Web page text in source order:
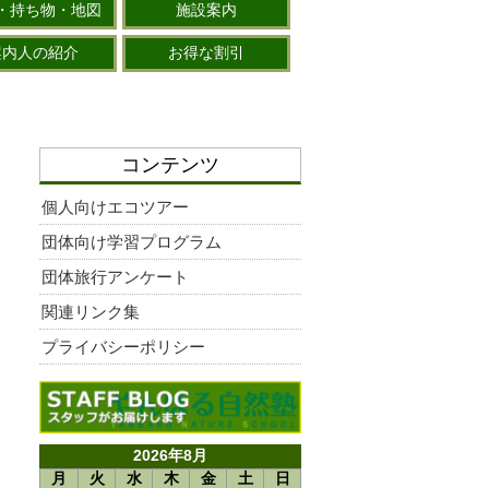
持ち物・地図 施設案内
人の紹介 お得な割引
コンテンツ
個人向けエコツアー
団体向け学習プログラム
団体旅行アンケート
関連リンク集
プライバシーポリシー
2026年8月
月
火 水 木 金 土
日